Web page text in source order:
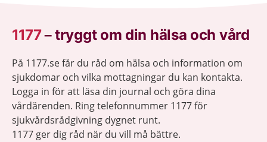
1177–tryggt om din hälsa och vård
På 1177.se får du råd om hälsa och information om
sjukdomar och vilka mottagningar du kan kontakta.
Logga in för att läsa din journal och göra dina
vårdärenden. Ring telefonnummer 1177 för
sjukvårdsrådgivning dygnet runt.
1177 ger dig råd när du vill må bättre.